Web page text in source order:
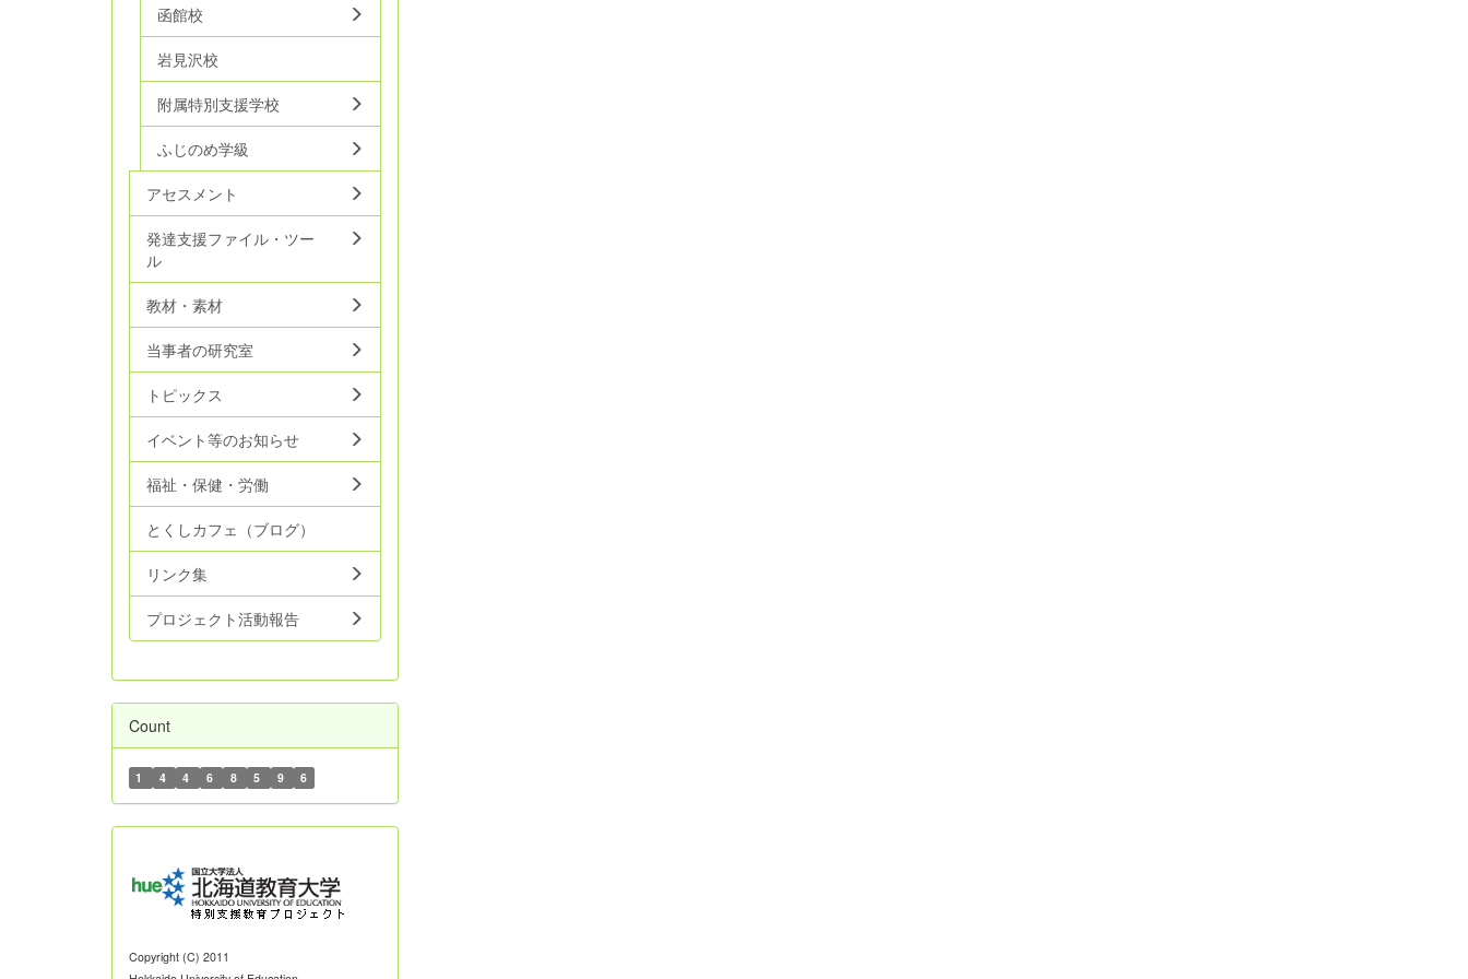
函館校
岩見沢校
附属特別支援学校
ふじのめ学級
アセスメント
発達支援ファイル・ツー
ル
教材・素材
当事者の研究室
トピックス
イベント等のお知らせ
福祉・保健・労働
とくしカフェ（ブログ）
リンク集
プロジェクト活動報告
Count
1 4 4 6 8 5 9 6
Copyright (C) 2011